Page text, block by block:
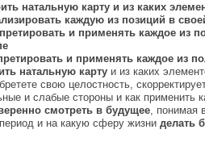
натальную карту и из каких
каждую из позиций в
и применять каждое из
и применять каждое из
натальную карту и из каких
свою целостность,
и слабые стороны и как применить
смотреть в будущее, понимая
и на какую сферу жизни делать